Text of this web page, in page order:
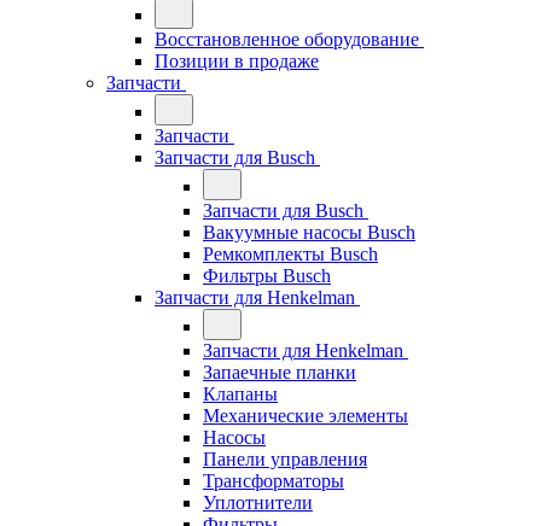
Восстановленное оборудование
Позиции в продаже
Запчасти
Запчасти
Запчасти для Busch
Запчасти для Busch
Вакуумные насосы Busch
Ремкомплекты Busch
Фильтры Busch
Запчасти для Henkelman
Запчасти для Henkelman
Запаечные планки
Клапаны
Механические элементы
Насосы
Панели управления
Трансформаторы
Уплотнители